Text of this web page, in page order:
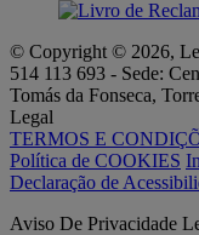
© Copyright © 2026,
514 113 693 - Sede:
Tomás da Fonseca,
Legal
TERMOS E
Política de COOKIES
Declaração de
Aviso De Privacidade